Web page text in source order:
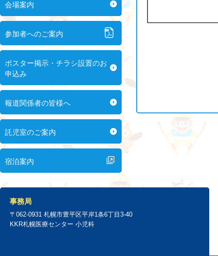
会場案内
参加者へのご案内
ポスター掲示・チラシ設置のお
申込み
報道関係者の皆様へ
託児室のご案内
宿泊案内
事務局
〒062-0931 札幌市豊平区平岸1条6丁目3-40
KKR札幌医療センター 小児科